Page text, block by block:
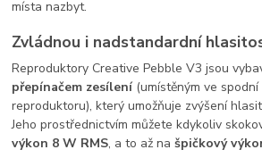
místa nazbyt.
Zvládnou i nadstandardní
Reproduktory Creative Pebble V3 jsou
přepínačem zesílení(umístěným ve spodní
reproduktoru), který umožňuje zvýšení
Jeho prostřednictvím můžete kdykoliv
výkon 8 W RMS, a to až našpičkový